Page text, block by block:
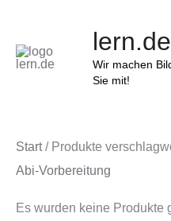
springen
lern.de
Wir machen
Sie mit!
Start/ Produkte
Abi-Vorbereitung
Es wurden keine Produkte